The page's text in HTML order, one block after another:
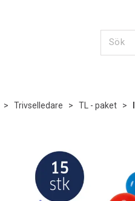
> Trivselledare > TL - paket >